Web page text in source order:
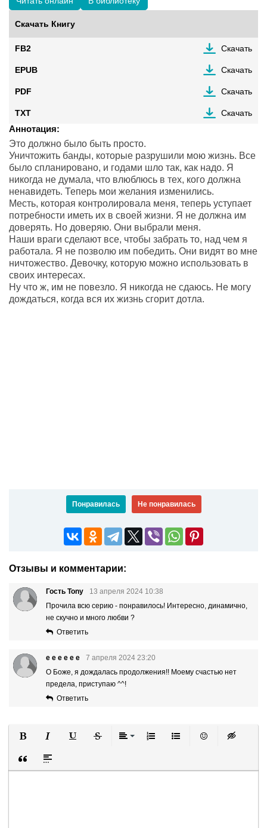
Скачать Книгу
FB2 Скачать
EPUB Скачать
PDF Скачать
TXT Скачать
Аннотация:
Это должно было быть просто.
Уничтожить банды, которые разрушили мою жизнь. Все
было спланировано, и годами шло так, как надо. Я
никогда не думала, что влюблюсь в тех, кого должна
ненавидеть. Теперь мои желания изменились.
Месть, которая контролировала меня, теперь уступает
потребности иметь их в своей жизни. Я не должна им
доверять. Но доверяю. Они выбрали меня.
Наши враги сделают все, чтобы забрать то, над чем я
работала. Я не позволю им победить. Они видят во мне
ничтожество. Девочку, которую можно использовать в
своих интересах.
Ну что ж, им не повезло. Я никогда не сдаюсь. Не могу
дождаться, когда вся их жизнь сгорит дотла.
Понравилась Не понравилась
Отзывы и комментарии:
Гость Tony
13 апреля 2024 10:38
Прочила всю серию - понравилось! Интересно, динамично,
не скучно и много любви ?
Ответить
е е е е е е
7 апреля 2024 23:20
О Боже, я дождалась продолжения!! Моему счастью нет
предела, приступаю ^^!
Ответить
Вставка цитаты
Вставка спойлера